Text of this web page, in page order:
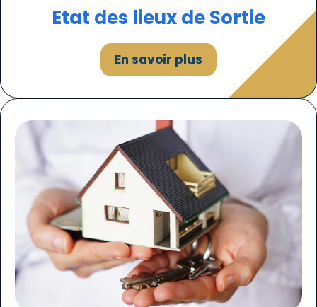
Etat des lieux de Sortie
En savoir plus